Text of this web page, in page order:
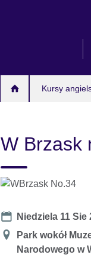
Kursy
W Brzask
Date
Niedziela 11 Sie
Miejsce
Park wokół
Narodowego w